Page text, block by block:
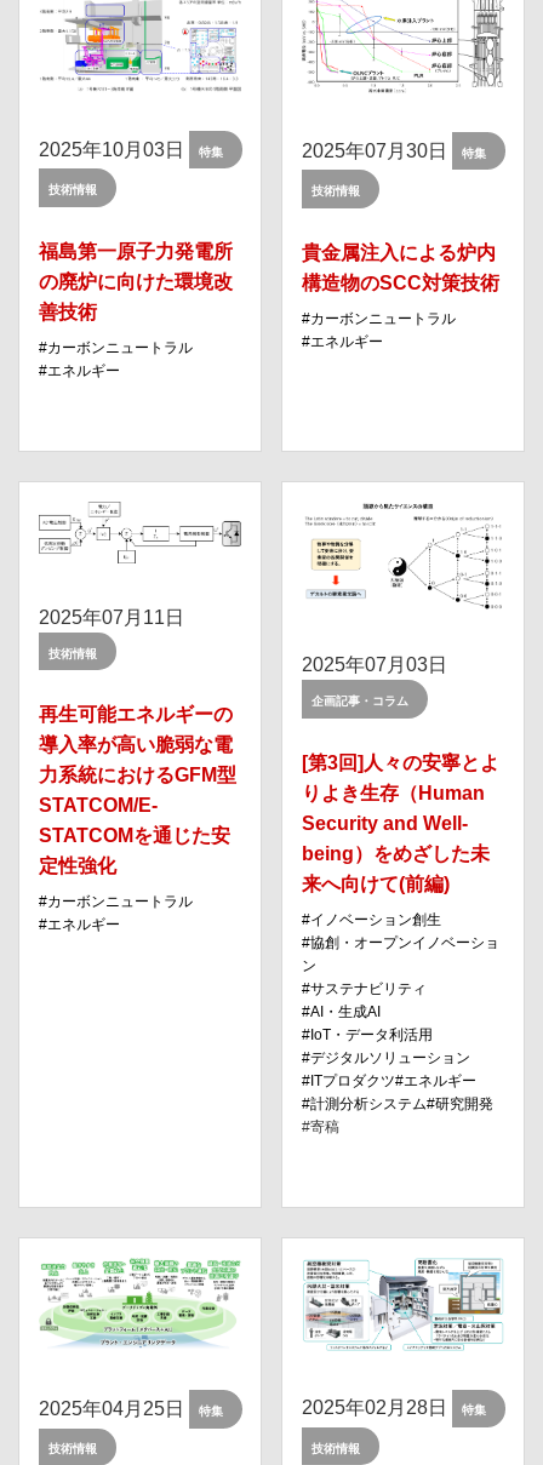
2025年10月03日 特集
技術情報
福島第⼀原⼦⼒発電所
の廃炉に向けた環境改
善技術
カーボンニュートラル
エネルギー
2025年07月30日 特集
技術情報
貴金属注入による炉内
構造物のSCC対策技術
カーボンニュートラル
エネルギー
2025年07月11日
技術情報
再生可能エネルギーの
導入率が高い脆弱な電
力系統におけるGFM型
STATCOM/E-
STATCOMを通じた安
定性強化
カーボンニュートラル
エネルギー
2025年07月03日
企画記事・コラム
[第3回]人々の安寧とよ
りよき生存（Human
Security and Well-
being）をめざした未
来へ向けて(前編)
イノベーション創⽣
協創・オープンイノベーショ
ン
サステナビリティ
AI・⽣成AI
IoT・データ利活⽤
デジタルソリューション
ITプロダクツ
エネルギー
計測分析システム 研究開発
寄稿
2025年04月25日 特集
技術情報
2025年02月28日 特集
技術情報